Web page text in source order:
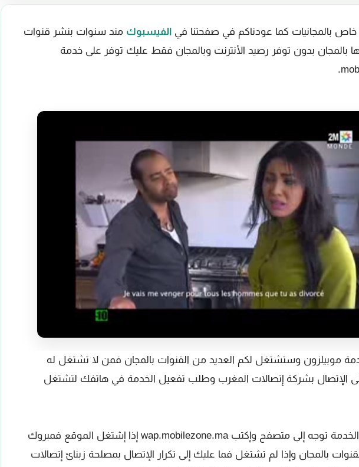
بالمجانيات كما عودناكم في صفحتنا في الفيسبوك مند سنوات بنشر قنوات
بالمجان بدون توفر رصيد الأنترنت وبالمجان فقط عليك توفر على خدمة
موبيلزون وستشتغل لكم العديد من القنوات بالمجان فمن لا تشتغل له
الإتصال بشركة إتصالات المغرب وطلب تفعيل الخدمة في هاتفك لتشتغل
لتأكد من إشتغال الخدمة توجه إلى متصفح وإكتب wap.mobilezone.ma إذا إشتغل الموقع فمبروك
بالمجان وإذا لم تشتغل فما عليك إلى تكرار الإتصال بمصلحة زبنائ إتصالات